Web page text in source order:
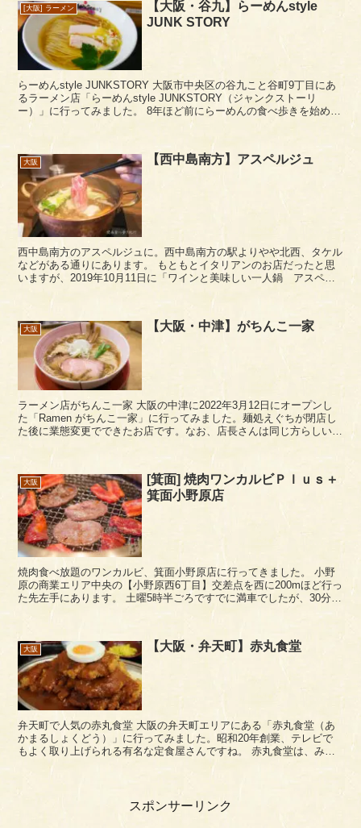
[大阪] ラーメン
【大阪・谷九】らーめんstyle
JUNK STORY
らーめんstyle JUNKSTORY 大阪市中央区の谷九こと谷町9丁目にあ
るラーメン店「らーめんstyle JUNKSTORY（ジャンクストーリ
ー）」に行ってみました。 8年ほど前にらーめんの食べ歩きを始めた
頃から名前は聞いていた塩...
大阪 【西中島南方】アスペルジュ
西中島南方のアスペルジュに。西中島南方の駅よりやや北西、タケル
などがある通りにあります。 もともとイタリアンのお店だったと思
いますが、2019年10月11日に「ワインと美味しい一人鍋 アスペル
大阪 【大阪・中津】がちんこ一家
ラーメン店がちんこ一家 大阪の中津に2022年3月12日にオープンし
た「Ramen がちんこ一家」に行ってみました。麺処えぐちが閉店し
た後に業態変更でできたお店です。なお、店長さんは同じ方らしいで
大阪
[箕面] 焼肉ワンカルビＰｌｕｓ＋
箕面小野原店
焼肉食べ放題のワンカルビ、箕面小野原店に行ってきました。 小野
原の商業エリア中央の【小野原西6丁目】交差点を西に200mほど行っ
た先左手にあります。 土曜5時半ごろですでに満車でしたが、30分ほ
大阪 【大阪・弁天町】赤丸食堂
弁天町で人気の赤丸食堂 大阪の弁天町エリアにある「赤丸食堂（あ
かまるしょくどう）」に行ってみました。昭和20年創業、テレビで
もよく取り上げられる有名な定食屋さんですね。 赤丸食堂は、みな
スポンサーリンク